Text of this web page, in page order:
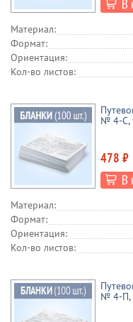
Материал:
Формат:
Ориентация:
Кол-во листов:
№ 4-С,
478 ₽
Материал:
Формат:
Ориентация:
Кол-во листов:
№ 4-П,